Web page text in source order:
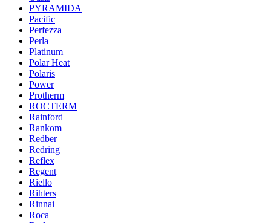
PYRAMIDA
Pacific
Perfezza
Perla
Platinum
Polar Heat
Polaris
Power
Protherm
ROCTERM
Rainford
Rankom
Redber
Redring
Reflex
Regent
Riello
Rihters
Rinnai
Roca